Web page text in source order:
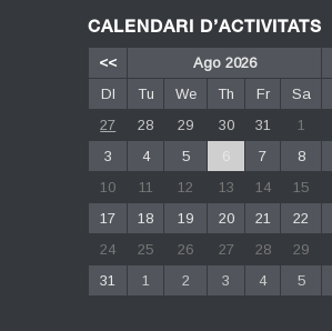
CALENDARI D’ACTIVITATS
<< Ago 2026
Dl
Tu We Th Fr Sa
27
28 29 30 31 1
3
4 5 6 7 8
10
11 12 13 14 15
17
18 19 20 21 22
24
25 26 27 28 29
31
1 2 3 4 5